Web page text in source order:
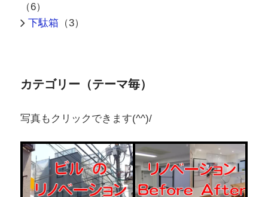
（6）
下駄箱 （3）
カテゴリー（テーマ毎）
写真もクリックできます(^^)/